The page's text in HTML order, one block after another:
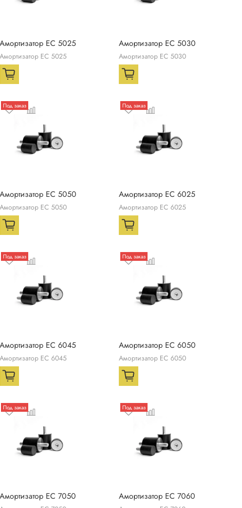
Амортизатор ЕС 5025
Амортизатор ЕС 5025
Амортизатор ЕС 5030
Амортизатор ЕС 5030
Под заказ
Амортизатор ЕС 5050
Амортизатор ЕС 5050
Под заказ
Амортизатор ЕС 6025
Амортизатор ЕС 6025
Под заказ
Амортизатор ЕС 6045
Амортизатор ЕС 6045
Под заказ
Амортизатор ЕС 6050
Амортизатор ЕС 6050
Под заказ
Амортизатор ЕС 7050
Под заказ
Амортизатор ЕС 7060